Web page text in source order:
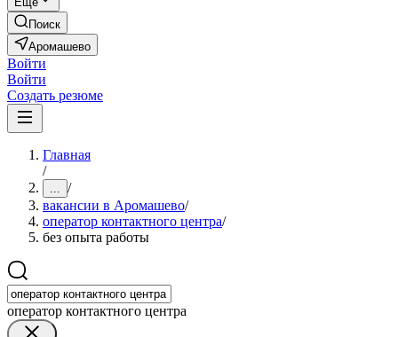
Поиск
Аромашево
Войти
Войти
Создать резюме
Главная
/
... /
вакансии в Аромашево/
оператор контактного центра/
без опыта работы
оператор контактного центра